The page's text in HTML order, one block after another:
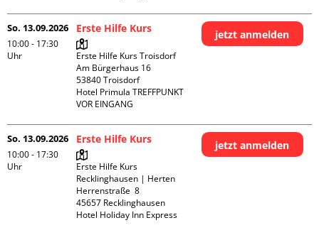
So. 13.09.2026
10:00 - 17:30
Uhr
Erste Hilfe Kurs
Erste Hilfe Kurs Troisdorf
Am Bürgerhaus 16
53840 Troisdorf
Hotel Primula TREFFPUNKT
VOR EINGANG
jetzt anmelden
So. 13.09.2026
10:00 - 17:30
Uhr
Erste Hilfe Kurs
Erste Hilfe Kurs
Recklinghausen | Herten
Herrenstraße  8
45657 Recklinghausen
Hotel Holiday Inn Express
jetzt anmelden